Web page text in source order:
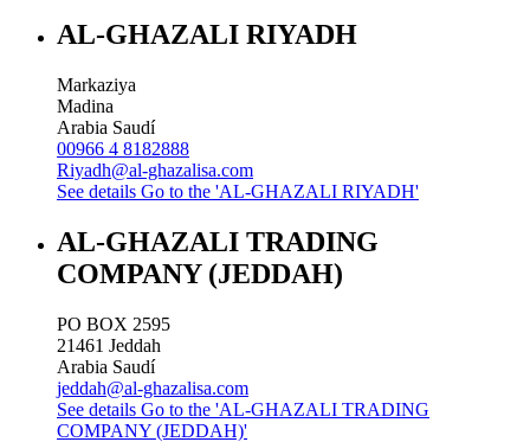
AL-GHAZALI RIYADH
Markaziya
Madina
Arabia Saudí
00966 4 8182888
Riyadh@al-ghazalisa.com
See details Go to the 'AL-GHAZALI RIYADH'
AL-GHAZALI TRADING
COMPANY (JEDDAH)
PO BOX 2595
21461 Jeddah
Arabia Saudí
jeddah@al-ghazalisa.com
See details Go to the 'AL-GHAZALI TRADING
COMPANY (JEDDAH)'